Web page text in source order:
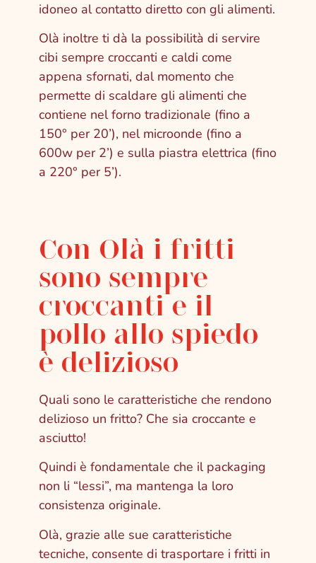
idoneo al contatto diretto con gli alimenti.
Olà inoltre ti dà la possibilità di servire
cibi sempre croccanti e caldi come
appena sfornati, dal momento che
permette di scaldare gli alimenti che
contiene nel forno tradizionale (fino a
150° per 20’), nel microonde (fino a
600w per 2’) e sulla piastra elettrica (fino
a 220° per 5’).
Con Olà i fritti
sono sempre
croccanti e il
pollo allo spiedo
è delizioso
Quali sono le caratteristiche che rendono
delizioso un fritto? Che sia croccante e
asciutto!
Quindi è fondamentale che il packaging
non li “lessi”, ma mantenga la loro
consistenza originale.
Olà, grazie alle sue caratteristiche
tecniche, consente di trasportare i fritti in